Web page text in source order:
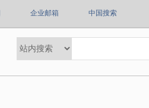
企业邮箱 中国搜索